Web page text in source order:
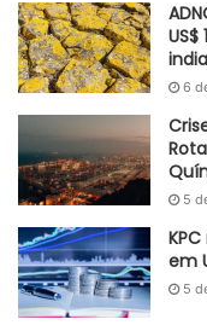
6
5
em
5